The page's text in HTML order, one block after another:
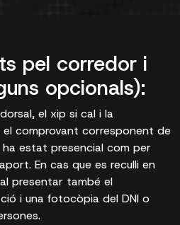
pel corredor i
opcionals):
el xip si cal i la
comprovant corresponent de
estat presencial com per
En cas que es reculli en
presentar també el
i una fotocòpia del DNI o